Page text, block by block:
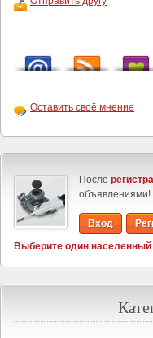
Оставить своё мнение
После
объявлениями!
Вход
Выберите один населенный